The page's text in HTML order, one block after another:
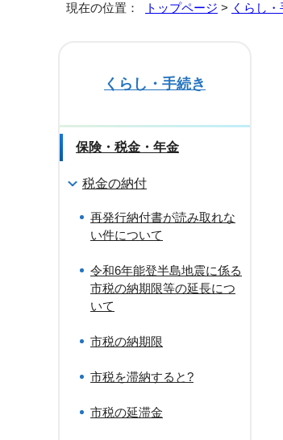
現在の位置： トップページ > くらし・
くらし・手続き
保険・税金・年金
税金の納付
再発行納付書が読み取れな
い件について
令和6年能登半島地震に係る
市税の納期限等の延長につ
いて
市税の納期限
市税を滞納すると?
市税の延滞金